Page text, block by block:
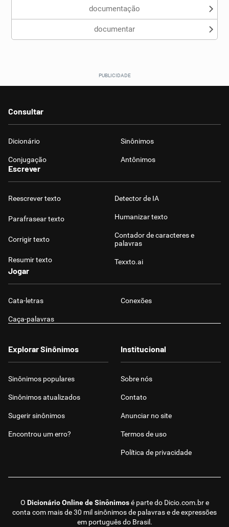
Dicionário
documentação
documentar
Consultar
Dicionário Sinônimos
Conjugação Antônimos
Escrever
Reescrever texto
Parafrasear texto
Corrigir texto
Resumir texto
Detector de IA
Humanizar texto
Contador de caracteres e
palavras
Texxto.ai
Jogar
Cata-letras Conexões
Caça-palavras
O Dicionário Online de Sinônimosé parte do Dicio.com.bre
conta com mais de 30 mil sinônimos de palavras e de expressões
em português do Brasil.
Explorar Sinônimos
Sinônimos populares
Sinônimos atualizados
Sugerir sinônimos
Encontrou um erro?
Institucional
Sobre nós
Contato
Anunciar no site
Termos de uso
Política de privacidade